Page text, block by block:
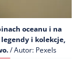
oceanu i na
i kolekcje,
/ Autor: Pexels